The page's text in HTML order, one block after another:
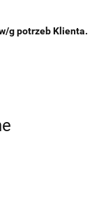
g potrzeb Klienta.